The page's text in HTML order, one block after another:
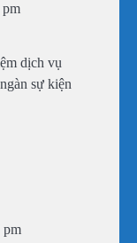
pm
dịch vụ
sự kiện
pm